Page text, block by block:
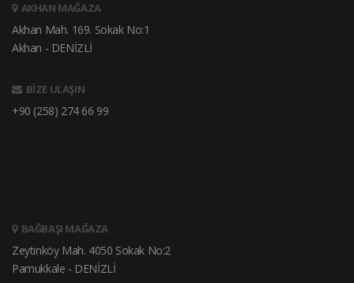
AKHAN MAĞAZA
Akhan Mah. 169. Sokak No:1
Akhan - DENİZLİ
BİZE ULAŞIN
+90 (258) 274 66 99
BAĞBAŞI MAĞAZA
Zeytinköy Mah. 4050 Sokak No:2
Pamukkale - DENİZLİ